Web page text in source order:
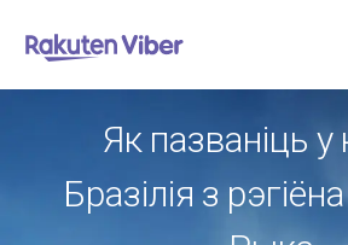
Як пазваніць у
Бразілія з